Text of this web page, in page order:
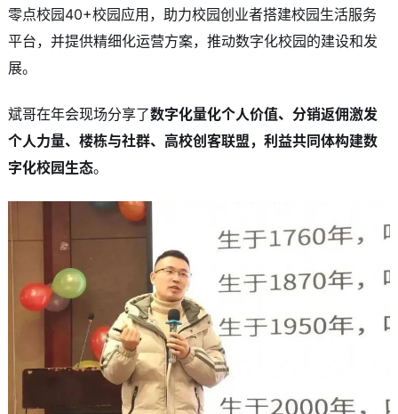
零点校园40+校园应用，助力校园创业者搭建校园生活服务
平台，并提供精细化运营方案，推动数字化校园的建设和发
展。
斌哥在年会现场分享了数字化量化个人价值、分销返佣激发
个人力量、楼栋与社群、高校创客联盟，利益共同体构建数
字化校园生态。